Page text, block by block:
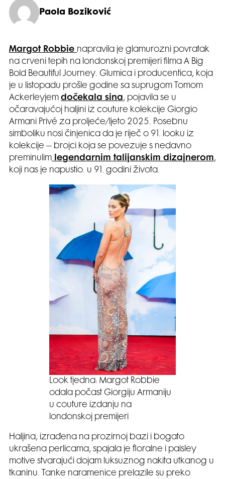
Paola Boziković
Margot Robbie napravila je glamurozni povratak
na crveni tepih na londonskoj premijeri filma A Big
Bold Beautiful Journey. Glumica i producentica, koja
je u listopadu prošle godine sa suprugom Tomom
Ackerleyjem dočekala sina, pojavila se u
očaravajućoj haljini iz couture kolekcije Giorgio
Armani Privé za proljeće/ljeto 2025. Posebnu
simboliku nosi činjenica da je riječ o 91. looku iz
kolekcije – brojci koja se povezuje s nedavno
preminulim legendarnim talijanskim dizajnerom,
koji nas je napustio. u 91. godini života.
Look tjedna: Margot Robbie
odala počast Giorgiju Armaniju
u couture izdanju na
londonskoj premijeri
Haljina, izrađena na prozirnoj bazi i bogato
ukrašena perlicama, spajala je floralne i paisley
motive stvarajući dojam luksuznog nakita utkanog u
tkaninu. Tanke naramenice prelazile su preko